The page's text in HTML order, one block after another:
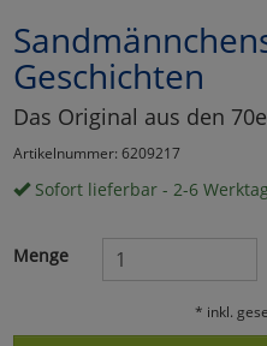
Geschichten
Das Original aus den
Artikelnummer: 6209217
Sofort lieferbar - 2-6
Menge
* inkl.
Marketing
Umfragetools
Cookies
Alle